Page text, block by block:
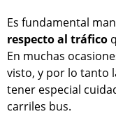
Es fundamental
respecto al tráfico
En muchas
visto, y por lo tanto
tener especial
carriles bus.